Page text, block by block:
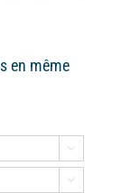
en même

